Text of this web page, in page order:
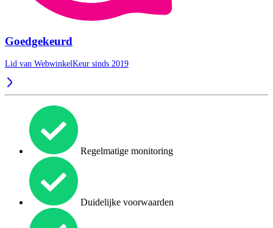
Goedgekeurd
Lid van WebwinkelKeur sinds 2019
Regelmatige monitoring
Duidelijke voorwaarden